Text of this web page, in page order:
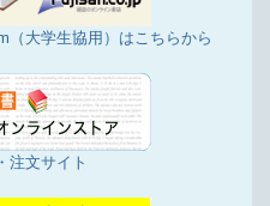
（大学生協用）はこちらから
注文サイト